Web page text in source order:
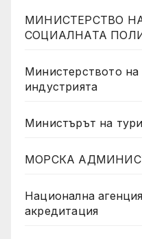
МИНИСТЕРСТВО
СОЦИАЛНАТА
Министерството
индустрията
Министърът на
МОРСКА
Национална
акредитация